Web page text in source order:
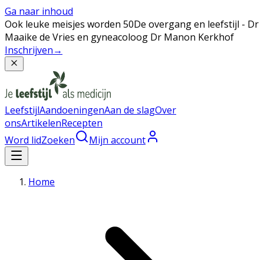
Ga naar inhoud
Ook leuke meisjes worden 50De overgang en leefstijl - Dr
Maaike de Vries en gyneacoloog Dr Manon Kerkhof
Inschrijven→
LeefstijlAandoeningenAan de slagOver
onsArtikelenRecepten
Word lidZoeken Mijn account
Home